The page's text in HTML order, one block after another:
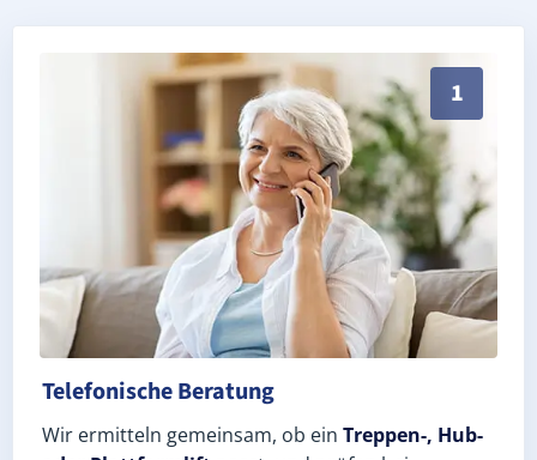
1
Persönliche Treppenlift-Beratung in Harth-Pöllnitz
Telefonische Beratung
Wir ermitteln gemeinsam, ob ein Treppen-, Hub-